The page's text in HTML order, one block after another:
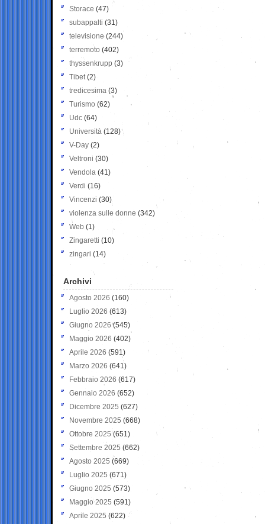
Storace (47)
subappalti (31)
televisione(244)
terremoto (402)
thyssenkrupp (3)
Tibet(2)
tredicesima (3)
Turismo (62)
Udc (64)
Università (128)
V-Day (2)
Veltroni (30)
Vendola (41)
Verdi (16)
Vincenzi (30)
violenza sulle donne (342)
Web (1)
Zingaretti (10)
zingari (14)
Archivi
Agosto 2026 (160)
Luglio 2026 (613)
Giugno 2026 (545)
Maggio 2026 (402)
Aprile 2026 (591)
Marzo 2026 (641)
Febbraio 2026 (617)
Gennaio 2026 (652)
Dicembre 2025 (627)
Novembre 2025 (668)
Ottobre 2025 (651)
Settembre 2025 (662)
Agosto 2025 (669)
Luglio 2025 (671)
Giugno 2025 (573)
Maggio 2025 (591)
Aprile 2025 (622)